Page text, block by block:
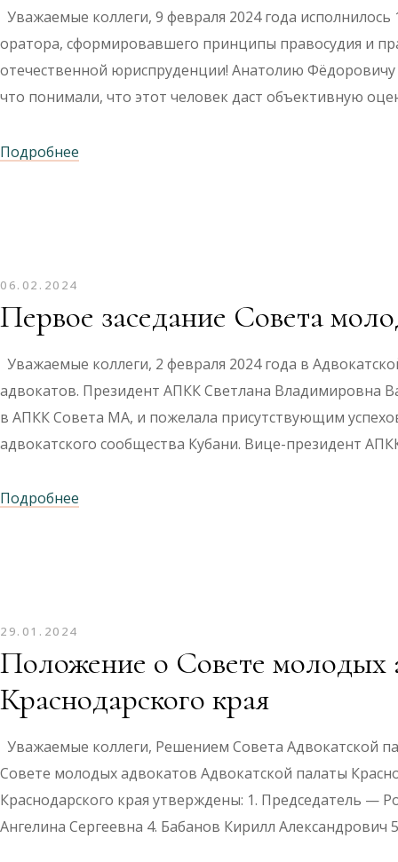
Уважаемые коллеги, 9 февраля 2024 года
оратора, сформировавшего принципы правосудия и
отечественной юриспруденции! Анатолию
что понимали, что этот человек даст объективную
Подробнее
06.02.2024
Первое заседание Совета
Уважаемые коллеги, 2 февраля 2024 года в
адвокатов. Президент АПКК Светлана Владимировна
в АПКК Совета МА, и пожелала присутствующим
адвокатского сообщества Кубани. Вице-президент
Подробнее
29.01.2024
Положение о Совете молодых
Краснодарского края
Уважаемые коллеги, Решением Совета Адвокатской
Совете молодых адвокатов Адвокатской палаты
Краснодарского края утверждены: 1. Председатель —
Ангелина Сергеевна 4. Бабанов Кирилл